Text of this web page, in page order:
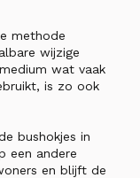
methode
wijzige
wat vaak
is zo ook
bushokjes in
een andere
en blijft de